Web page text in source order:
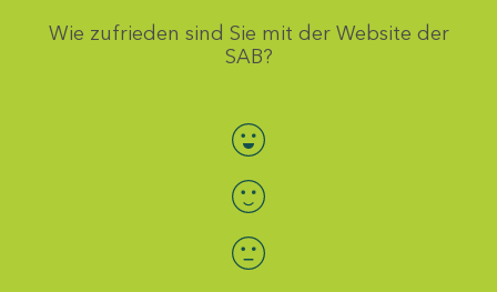
Wie zufrieden sind Sie mit der Website der
SAB?
Bewertung auswählen